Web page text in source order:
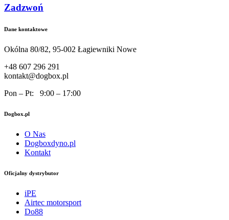
Zadzwoń
Dane kontaktowe
Okólna 80/82, 95-002 Łagiewniki Nowe
+48 607 296 291
kontakt@dogbox.pl
Pon – Pt: 9:00 – 17:00
Dogbox.pl
O Nas
Dogboxdyno.pl
Kontakt
Oficjalny dystrybutor
iPE
Airtec motorsport
Do88